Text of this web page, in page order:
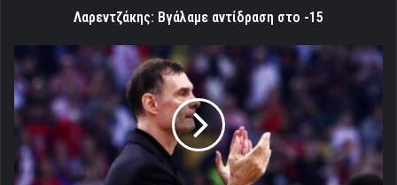
Λαρεντζάκης: Βγάλαμε αντίδραση στο -15
Μπαρτζώκας:
«Από
τις
μεγαλύτερες
νίκες
της
σεζόν!»